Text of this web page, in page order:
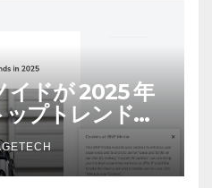
イドが 2025 年
プトレンドに |